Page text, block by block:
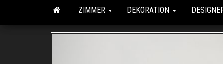
ZIMMER DEKORATION